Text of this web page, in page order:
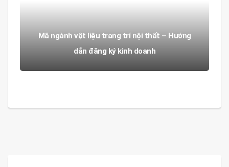
Mã ngành vật liệu trang trí nội thất – Hướng
dẫn đăng ký kinh doanh